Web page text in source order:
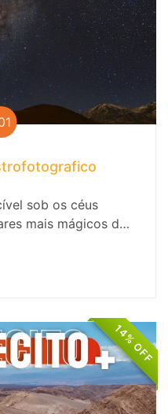
sob os céus
mais mágicos do
do universo,
se entrelaçam em
14% OFF